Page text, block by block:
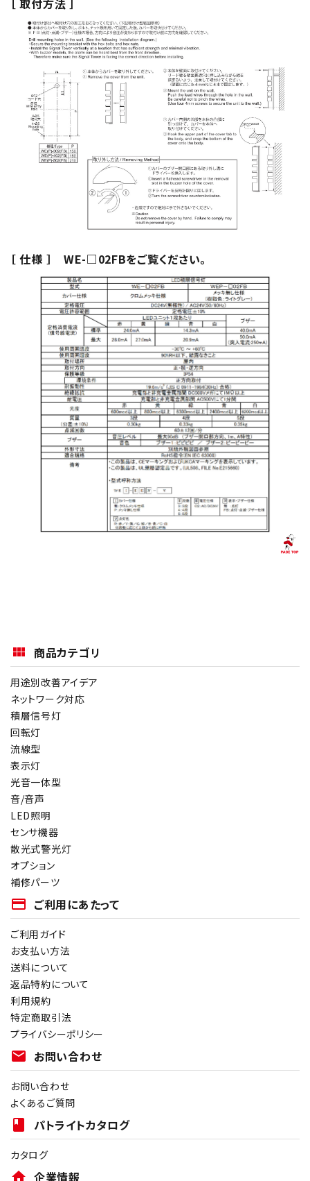
［ 取付方法 ］
［ 仕様 ］ WE-□02FBをご覧ください。
商品カテゴリ
用途別改善アイデア
ネットワーク対応
積層信号灯
回転灯
流線型
表示灯
光音一体型
音/音声
LED照明
センサ機器
散光式警光灯
オプション
補修パーツ
payment ご利用にあたって
ご利用ガイド
お支払い方法
送料について
返品特約について
利用規約
特定商取引法
プライバシーポリシー
mail お問い合わせ
お問い合わせ
よくあるご質問
book パトライトカタログ
カタログ
home 企業情報